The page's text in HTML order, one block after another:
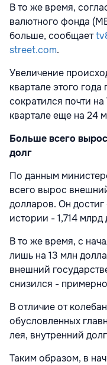
В то же время,
валютного фонда
больше, сообщает
street.com.
Увеличение
квартале этого
сократился почти
квартале еще на 24
Больше всего
долг
По данным
всего вырос
долларов. Он
истории - 1,714 млрд
В то же время, с
лишь на 13 млн
внешний
снизился -
В отличие от
обусловленных
лея, внутренний
Таким образом, в